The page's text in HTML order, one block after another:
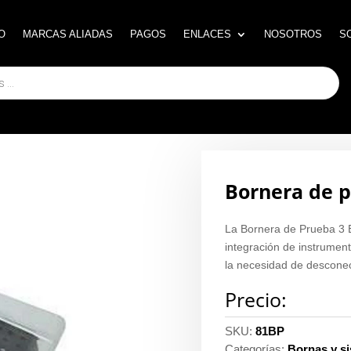
MARCAS ALIADAS PAGOS ENLACES NOSOTROS
MARCAS ALIADAS PAGOS ENLACES NOSOTROS
Bornera de
La Bornera de Prueba 3
integración de
la necesidad de
Precio:
SKU:81BP